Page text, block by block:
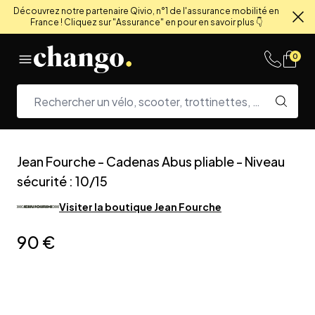
Découvrez notre partenaire Qivio, n°1 de l'assurance mobilité en
France ! Cliquez sur "Assurance" en pour en savoir plus 👇
0
Jean Fourche- Cadenas Abus pliable - Niveau
sécurité : 10/15
Visiter la boutique Jean Fourche
90 €